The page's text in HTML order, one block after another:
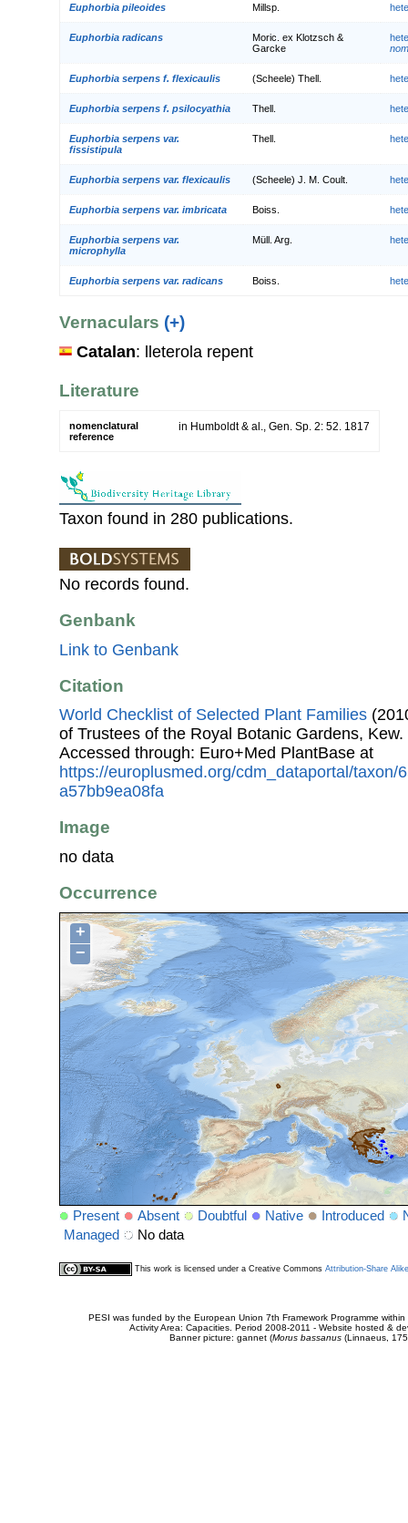
Euphorbia pileoides Millsp.
Euphorbia radicans
Moric. ex Klotzsch &
Garcke
Euphorbia serpens f. flexicaulis (Scheele) Thell.
Euphorbia serpens f. psilocyathia Thell.
Euphorbia serpens var.
fissistipula
Thell.
Euphorbia serpens var. flexicaulis (Scheele) J. M. Coult.
Euphorbia serpens var. imbricata Boiss.
Euphorbia serpens var.
microphylla
Müll. Arg.
Euphorbia serpens var. radicans Boiss.
Vernaculars (+)
Catalan: lleterola repent
Literature
nomenclatural
reference
in Humboldt & al., Gen. Sp. 2: 52. 1817
Taxon found in 280 publications.
No records found.
Genbank
Link to Genbank
Citation
World Checklist of Selected Plant Families
of Trustees of the Royal Botanic Gardens, Kew.
Accessed through: Euro+Med PlantBase at
https://europlusmed.org/cdm_dataportal/taxon/
a57bb9ea08fa
Image
no data
Occurrence
+
−
Present Absent Doubtful Native Introduced
Managed
No data
This work is licensed under a Creative Commons Attribution-Share
PESI was funded by the European Union 7th Framework Programme
Activity Area: Capacities. Period 2008-2011 - Website hosted &
Banner picture: gannet (Morus bassanus(Linnaeus,